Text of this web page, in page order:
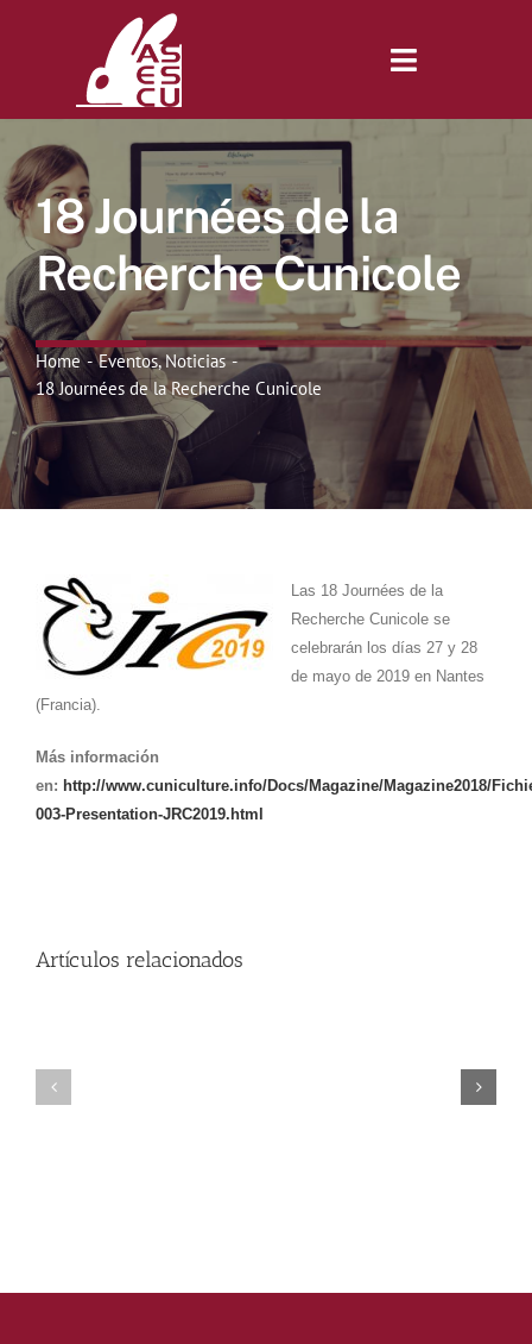
Toggle
Inicio
Revista
Tienda
Lonjas
Symposiums
Hazte Socio
WooCommerce My Account
18 Journées de la
Recherche Cunicole
Home Eventos Noticias
18 Journées de la Recherche Cunicole
Las 18 Journées de la
Recherche Cunicole se
celebrarán los días 27 y 28
de mayo de 2019 en Nantes
(Francia).
Más información
en: http://www.cuniculture.info/Docs/Magazine/Magazine2018/
003-Presentation-JRC2019.html
Artículos relacionados